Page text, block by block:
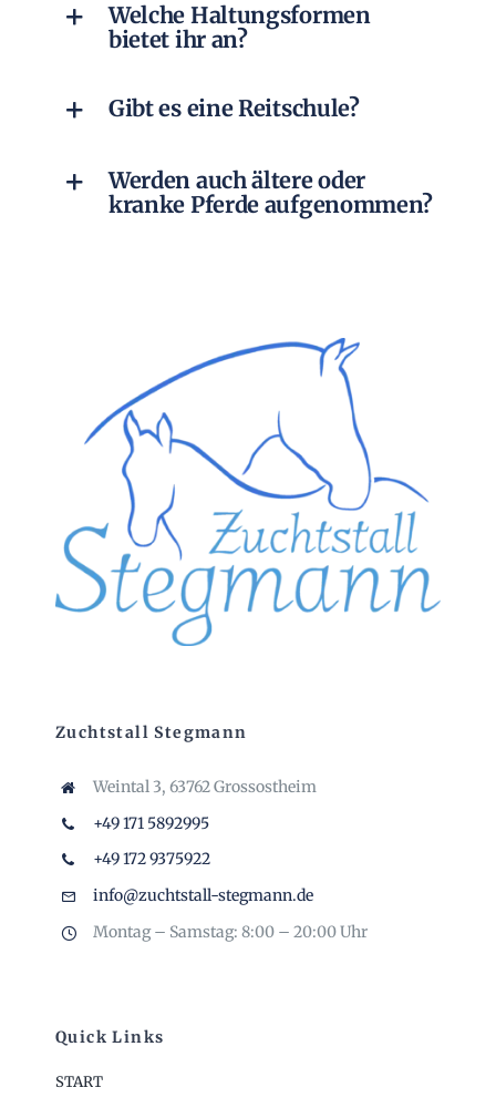
Welche Haltungsformen
bietet ihr an?
Gibt es eine Reitschule?
Werden auch ältere oder
kranke Pferde aufgenommen?
Zuchtstall Stegmann
Weintal 3, 63762 Grossostheim
+49 171 5892995
+49 172 9375922
info@zuchtstall-stegmann.de
Montag – Samstag: 8:00 – 20:00 Uhr
Quick Links
START